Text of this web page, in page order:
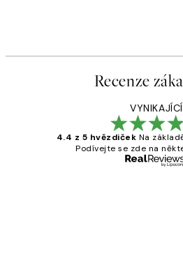
Recenze
VYNIKAJÍCÍ
4.4 z 5 hvězdiček Na
Podívejte se zde na